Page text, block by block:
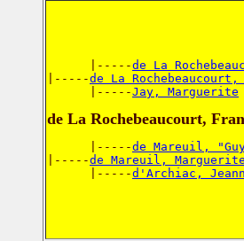
      |-----
de La
|-----de La
      |-----
Jay, Marguerite
de La Rochebeaucourt,
      |-----
de Mareuil,
|-----de Mareuil, Marguerite
      |-----
d'Archiac,